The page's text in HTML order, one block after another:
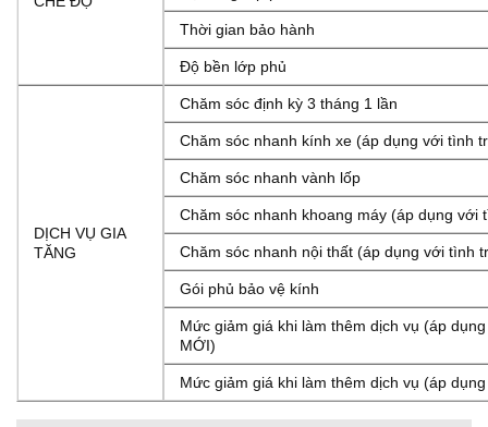
Thời gian bảo hành
Độ bền lớp phủ
DỊCH VỤ GIA
TĂNG
Chăm sóc định kỳ 3 tháng 1 lần
Chăm sóc nhanh kính xe (áp dụng với tình
Chăm sóc nhanh vành lốp
Chăm sóc nhanh khoang máy (áp dụng với
Chăm sóc nhanh nội thất (áp dụng với tình
Gói phủ bảo vệ kính
Mức giảm giá khi làm thêm dịch vụ (áp
MỚI)
Mức giảm giá khi làm thêm dịch vụ (áp